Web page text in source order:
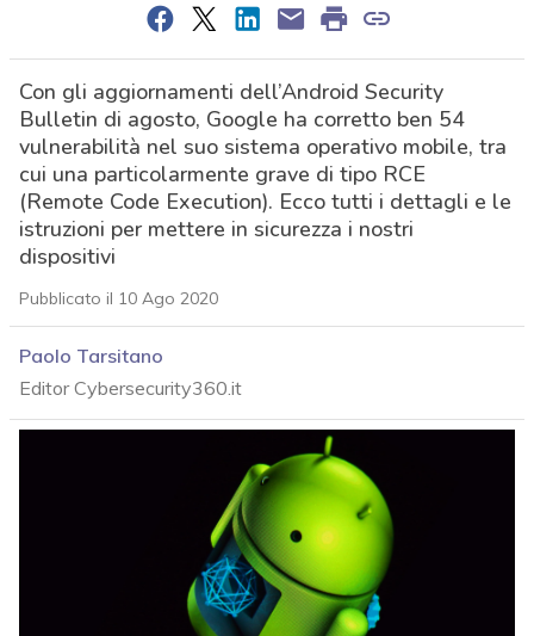
Con gli aggiornamenti dell’Android Security
Bulletin di agosto, Google ha corretto ben 54
vulnerabilità nel suo sistema operativo mobile, tra
cui una particolarmente grave di tipo RCE
(Remote Code Execution). Ecco tutti i dettagli e le
istruzioni per mettere in sicurezza i nostri
dispositivi
Pubblicato il 10 Ago 2020
Paolo Tarsitano
Editor Cybersecurity360.it